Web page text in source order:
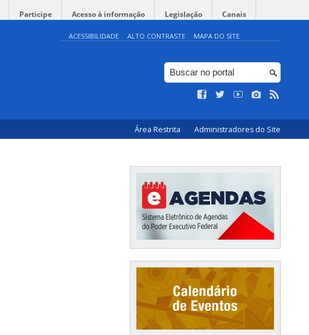
Participe Acesso à informação Legislação Canais
ACESSIBILIDADE ALTO CONTRASTE MAPA DO SITE
Área Restrita Administradores do Site